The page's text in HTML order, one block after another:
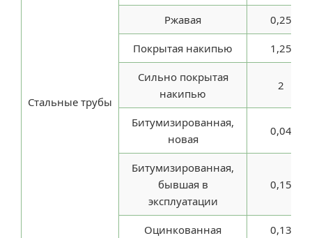
Стальные трубы
Ржавая 0,25
Покрытая накипью 1,25
Сильно покрытая
накипью
2
Битумизированная,
новая
0,04
Битумизированная,
бывшая в
эксплуатации
0,15
Оцинкованная 0,13